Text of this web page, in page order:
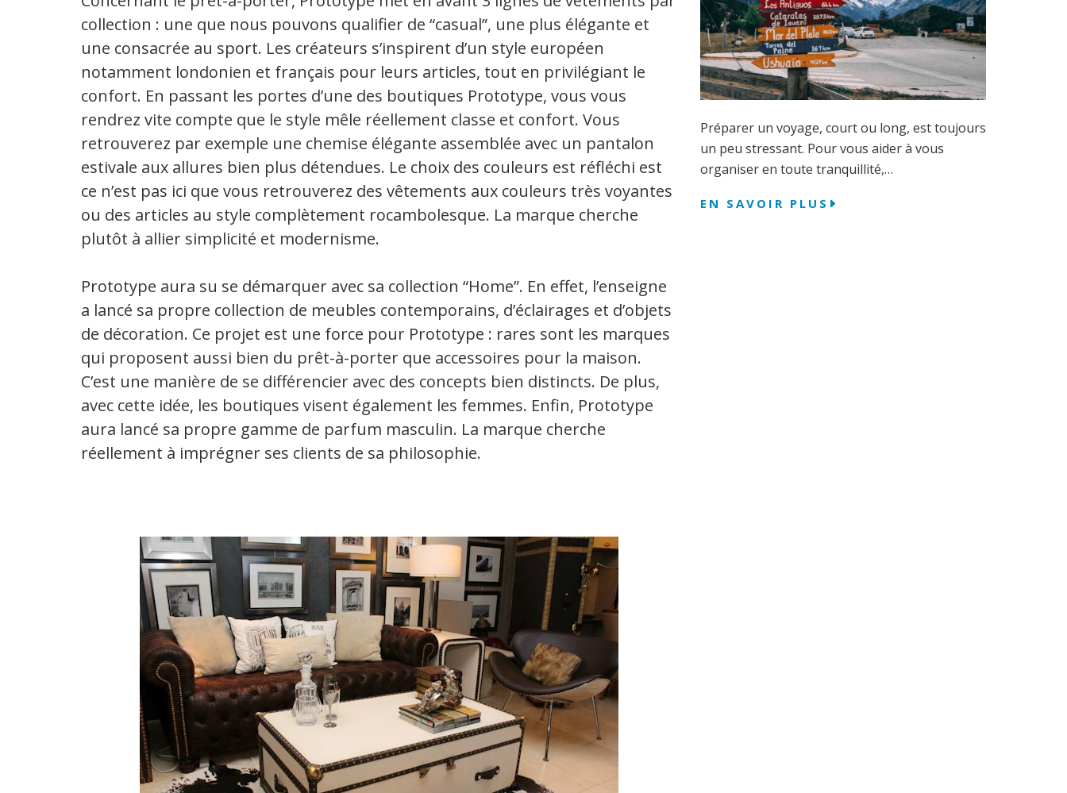
collection : une que nous pouvons qualifier de “casual”, une plus élégante et
une consacrée au sport. Les créateurs s’inspirent d’un style européen
notamment londonien et français pour leurs articles, tout en privilégiant le
confort. En passant les portes d’une des boutiques Prototype, vous vous
rendrez vite compte que le style mêle réellement classe et confort. Vous
retrouverez par exemple une chemise élégante assemblée avec un pantalon
estivale aux allures bien plus détendues. Le choix des couleurs est réfléchi est
ce n’est pas ici que vous retrouverez des vêtements aux couleurs très voyantes
ou des articles au style complètement rocambolesque. La marque cherche
plutôt à allier simplicité et modernisme.
Prototype aura su se démarquer avec sa collection “Home”. En effet, l’enseigne
a lancé sa propre collection de meubles contemporains, d’éclairages et d’objets
de décoration. Ce projet est une force pour Prototype : rares sont les marques
qui proposent aussi bien du prêt-à-porter que accessoires pour la maison.
C’est une manière de se différencier avec des concepts bien distincts. De plus,
avec cette idée, les boutiques visent également les femmes. Enfin, Prototype
aura lancé sa propre gamme de parfum masculin. La marque cherche
réellement à imprégner ses clients de sa philosophie.
Préparer un voyage, court ou long, est toujours
un peu stressant. Pour vous aider à vous
organiser en toute tranquillité,…
EN SAVOIR PLUS